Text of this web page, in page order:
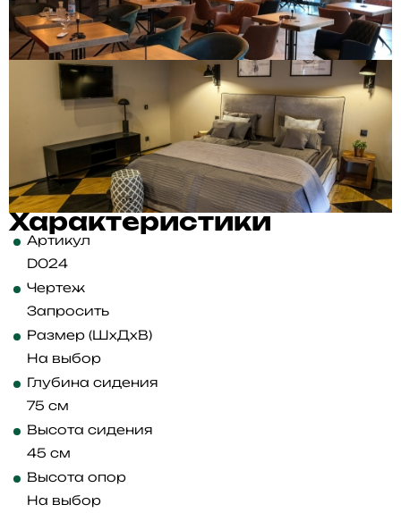
Характеристики
Артикул
D024
Чертеж
Запросить
Размер (ШхДхВ)
На выбор
Глубина сидения
75 см
Высота сидения
45 см
Высота опор
На выбор